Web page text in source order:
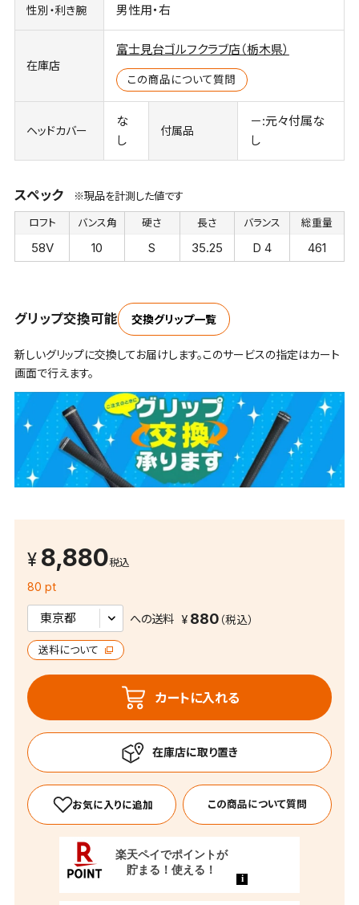
性別・利き腕 男性用・右
在庫店
富士見台ゴルフクラブ店（栃木県）
この商品について質問
ヘッドカバー
な
し
付属品
－:元々付属な
し
スペック ※現品を計測した値です
ロフト
58V
バンス角
10
硬さ
S
長さ
35.25
バランス
D 4
総重量
461
グリップ交換可能 交換グリップ一覧
新しいグリップに交換してお届けします。このサービスの指定はカート
画面で行えます。
8,880税込
80 pt
への送料 880
送料について
カートに入れる
この商品について質問